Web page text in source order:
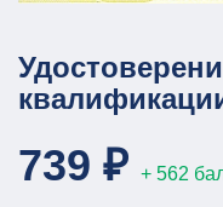
739 ₽ + 562